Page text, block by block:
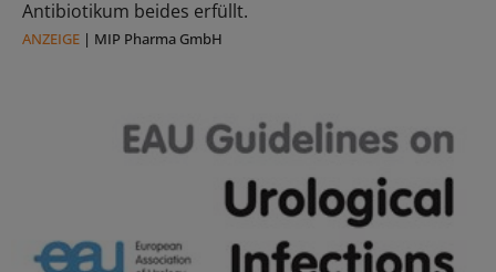
Antibiotikum beides erfüllt.
ANZEIGE | MIP Pharma GmbH